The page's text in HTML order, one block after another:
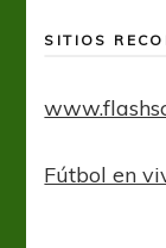
SITIOS
Fútbol en